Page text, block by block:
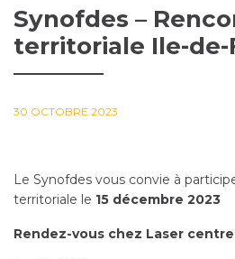
Synofdes –
territoriale Ile-de-
30 OCTOBRE 2023
Le Synofdes vous convie à
territoriale le 15 décembre 2023
Rendez-vous chez Laser